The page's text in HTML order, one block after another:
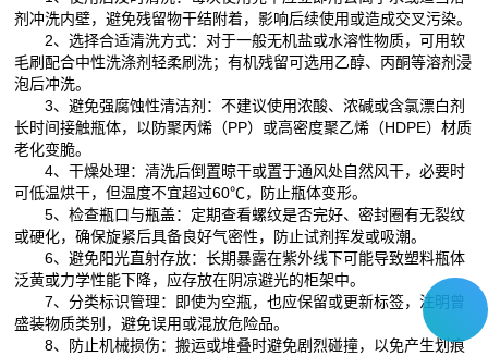
剂冲洗内壁，避免残留物干结附着，影响后续使用或造成交叉污染。
2、选择合适清洗方式：对于一般无机盐或水溶性物质，可用软
毛刷配合中性洗涤剂轻柔刷洗；有机残留可选用乙醇、丙酮等溶剂浸
泡后冲洗。
3、避免强腐蚀性清洁剂：不建议使用浓酸、浓碱或含氯漂白剂
长时间接触瓶体，以防聚丙烯（PP）或高密度聚乙烯（HDPE）材质
老化变脆。
4、干燥处理：清洗后倒置晾干或置于通风处自然风干，必要时
可低温烘干，但温度不宜超过60℃，防止瓶体变形。
5、检查瓶口与瓶盖：定期查看螺纹是否完好、密封圈有无裂纹
或硬化，确保旋紧后具备良好气密性，防止试剂挥发或吸潮。
6、避免阳光直射存放：长期暴露在紫外线下可能导致塑料瓶体
泛黄或力学性能下降，应存放在阴凉避光的柜架中。
7、分类标识管理：即使为空瓶，也应保留或更新标签，注明曾
盛装物质类别，避免误用或混放危险品。
8、防止机械损伤：搬运或堆叠时避免剧烈碰撞，以免产生划痕